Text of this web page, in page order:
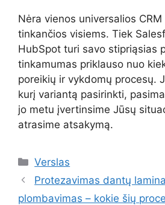
Nėra vienos universalios
tinkančios visiems. Tiek
HubSpot turi savo stipriąsias
tinkamumas priklauso nuo
poreikių ir vykdomų procesų.
kurį variantą pasirinkti,
jo metu įvertinsime Jūsų
atrasime atsakymą.
Kategorijos
Verslas
Protezavimas dantų
plombavimas – kokie šių